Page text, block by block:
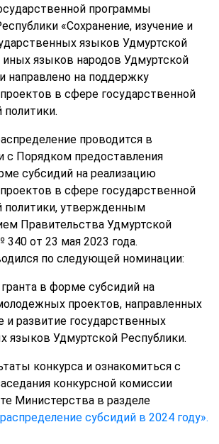
программы
«Сохранение, изучение и
языков Удмуртской
иных языков народов Удмуртской
направлено на поддержку
в сфере государственной
политики.
проводится в
с Порядком предоставления
субсидий на реализацию
в сфере государственной
политики, утвержденным
Правительства Удмуртской
от 23 мая 2023 года.
по следующей номинации:
в форме субсидий на
проектов, направленных
и развитие государственных
языков Удмуртской Республики.
конкурса и ознакомиться с
конкурсной комиссии
Министерства в разделе
субсидий в 2024 году».